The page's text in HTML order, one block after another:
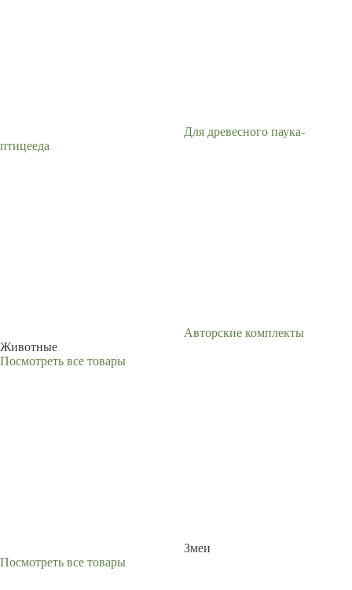
Для древесного паука-
птицееда
Авторские комплекты
Животные
Посмотреть все товары
Змеи
Посмотреть все товары